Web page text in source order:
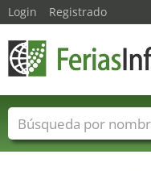
Login Registrado
Nombres de ferias